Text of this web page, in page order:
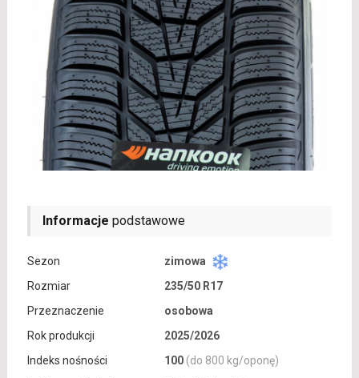
Informacje podstawowe
Sezon
zimowa
Rozmiar
235/50 R17
Przeznaczenie
osobowa
Rok produkcji
2025/2026
Indeks nośności
100 (do 800 kg/oponę)